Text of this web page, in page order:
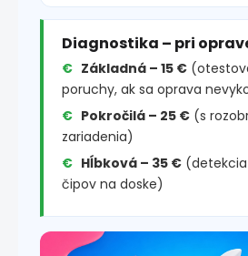
Diagnostika – pri
Základná – 15 €
poruchy, ak sa oprava
Pokročilá – 25 € (s
zariadenia)
Hĺbková – 35 €
čipov na doske)